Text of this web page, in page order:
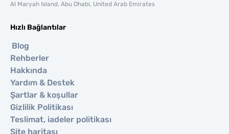
Al Maryah Island, Abu Dhabi, United Arab Emirates
Hızlı Bağlantılar
Blog
Rehberler
Hakkında
Yardım & Destek
Şartlar & koşullar
Gizlilik Politikası
Teslimat, iadeler politikası
Site haritası